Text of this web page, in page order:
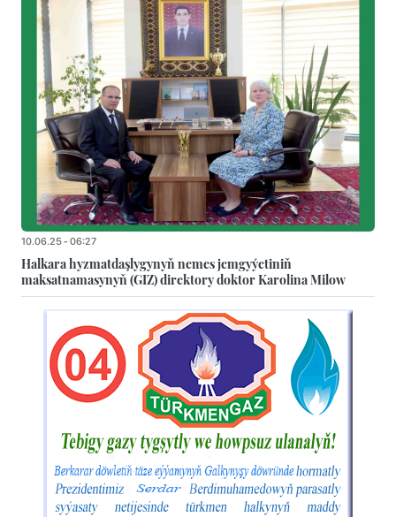
10.06.25 - 06:27
Halkara hyzmatdaşlygynyň nemes jemgyýetiniň
maksatnamasynyň (GIZ) direktory doktor Karolina Milow